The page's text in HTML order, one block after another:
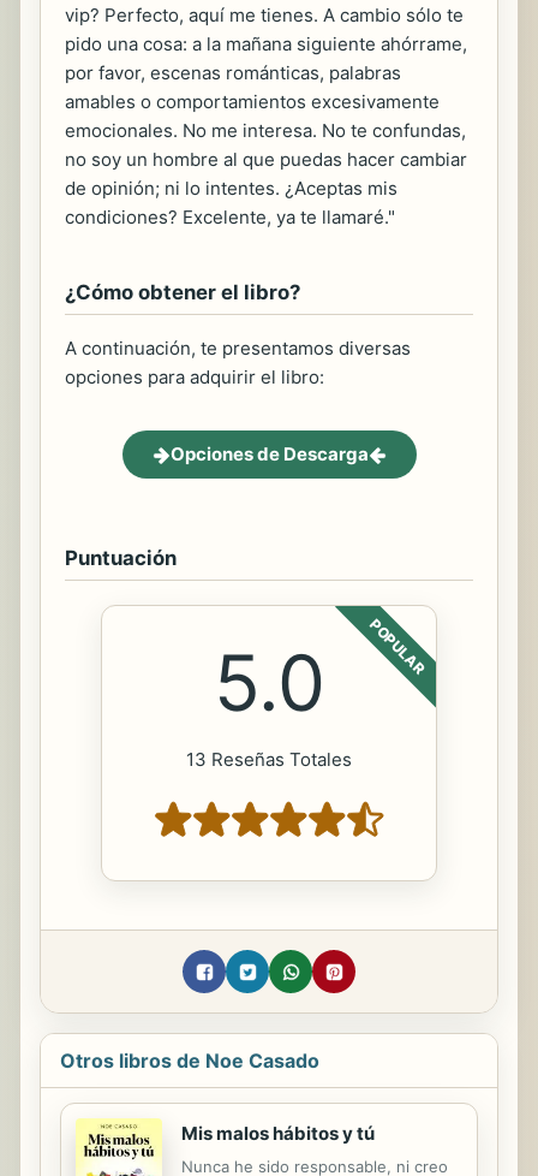
vip? Perfecto, aquí me tienes. A cambio sólo te
pido una cosa: a la mañana siguiente ahórrame,
por favor, escenas románticas, palabras
amables o comportamientos excesivamente
emocionales. No me interesa. No te confundas,
no soy un hombre al que puedas hacer cambiar
de opinión; ni lo intentes. ¿Aceptas mis
condiciones? Excelente, ya te llamaré."
¿Cómo obtener el libro?
A continuación, te presentamos diversas
opciones para adquirir el libro:
Opciones de Descarga
Puntuación
POPULAR
5.0
13 Reseñas Totales
Otros libros de Noe Casado
Mis malos hábitos y tú
Nunca he sido responsable, ni creo